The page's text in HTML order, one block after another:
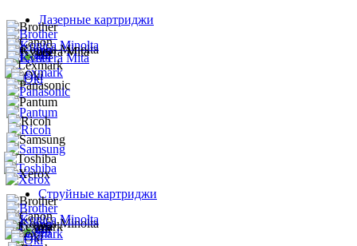
Лазерные картриджи
Струйные картриджи